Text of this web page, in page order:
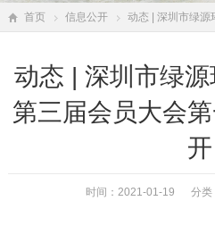
首页 信息公开 动态 | 深圳市绿源
动态 | 深圳市绿
第三届会员大会
开
时间：2021-01-19 分类